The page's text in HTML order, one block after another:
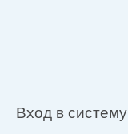
Вход в систему